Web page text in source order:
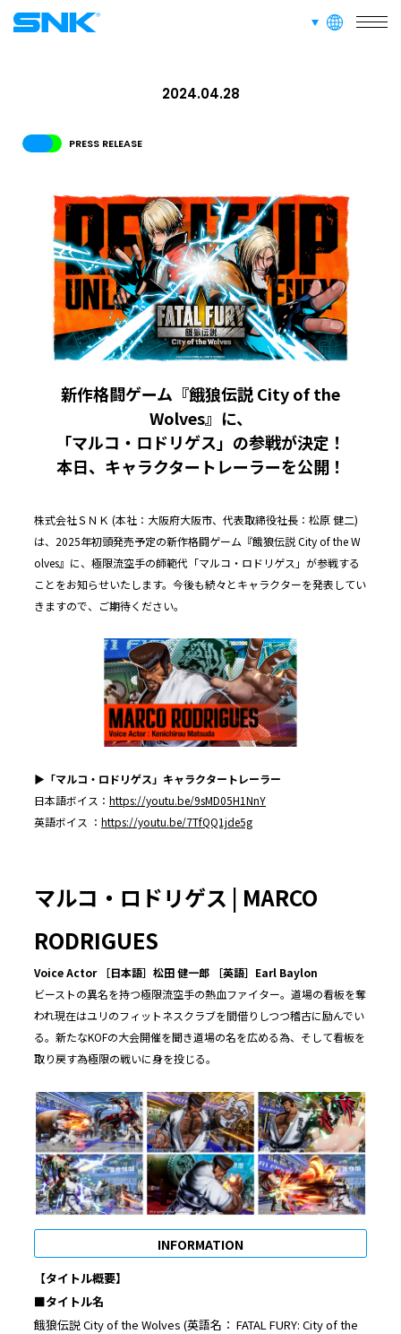
言語切り替え
ABOUT
RECRUIT FAN CONTENT SUPPORT
GLOBAL
ENG 한글 繁体
PRESS RELEASE
2024.04.28
新作格闘ゲーム『餓狼伝説 City of the
Wolves』に、
「マルコ・ロドリゲス」の参戦が決定！
本日、キャラクタートレーラーを公開！
株式会社ＳＮＫ (本社：大阪府大阪市、代表取締役社長：松原 健二)
は、2025年初頭発売予定の新作格闘ゲーム『餓狼伝説 City of the W
olves』に、極限流空手の師範代「マルコ・ロドリゲス」が参戦する
ことをお知らせいたします。今後も続々とキャラクターを発表してい
きますので、ご期待ください。
▶︎「マルコ・ロドリゲス」キャラクタートレーラー
日本語ボイス： https://youtu.be/9sMD05H1NnY
英語ボイス ： https://youtu.be/7TfQQ1jde5g
マルコ・ロドリゲス | MARCO
RODRIGUES
Voice Actor ［日本語］松田 健一郎 ［英語］Earl Baylon
ビーストの異名を持つ極限流空手の熱血ファイター。道場の看板を奪
われ現在はユリのフィットネスクラブを間借りしつつ稽古に励んでい
る。新たなKOFの大会開催を聞き道場の名を広める為、そして看板を
取り戻す為極限の戦いに身を投じる。
INFORMATION
【タイトル概要】
■タイトル名
餓狼伝説 City of the Wolves (英語名： FATAL FURY: City of the